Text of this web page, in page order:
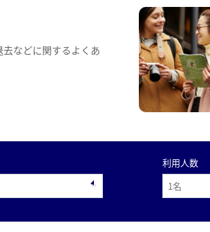
などに関するよくあ
利用人数